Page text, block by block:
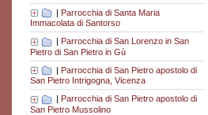
| Parrocchia di Santa Maria
Immacolata di Santorso
Parrocchia di San Lorenzo in San
Pietro di San Pietro in Gù
| Parrocchia di San Pietro apostolo di
San Pietro Intrigogna, Vicenza
Parrocchia di San Pietro apostolo di
San Pietro Mussolino